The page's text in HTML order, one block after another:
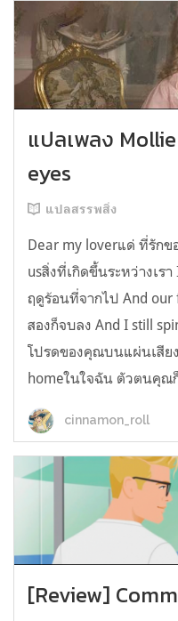
แปลเพลง
eyes
แปลสรรพสิ่ง
Dear my loverแด่ ที่รักข
usสิ่งที่เกิดขึ้นระหว่างเร
ฤดูร้อนที่จากไป And our
สองก็จบลง And I still
โปรดของคุณบนแผ่นเสีย
homeในใจฉัน ตัวตนคุณ
cinnamon_roll
[Review]